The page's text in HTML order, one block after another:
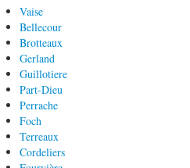
Vaise
Bellecour
Brotteaux
Gerland
Guillotiere
Part-Dieu
Perrache
Foch
Terreaux
Cordeliers